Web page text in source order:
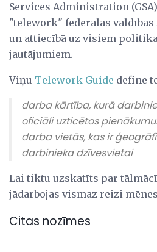
Services Administration
"telework" federālās
un attiecībā uz visiem
jautājumiem.
Viņu Telework Guide definē
darba kārtība, kurā
oficiāli uzticētos
darba vietās, kas ir
darbinieka dzīvesvietai
Lai tiktu uzskatīts par
jādarbojas vismaz reizi
Citas nozīmes